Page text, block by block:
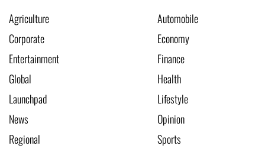
Agriculture
Automobile
Corporate
Economy
Entertainment
Finance
Global
Health
Launchpad
Lifestyle
News
Opinion
Regional
Sports